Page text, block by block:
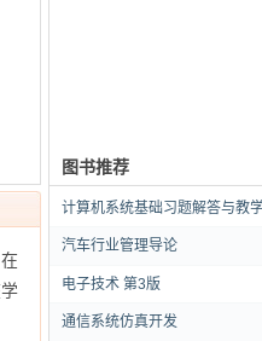
图书推荐
计算机系统基础习题解答与教
汽车行业管理导论
电子技术 第3版
通信系统仿真开发